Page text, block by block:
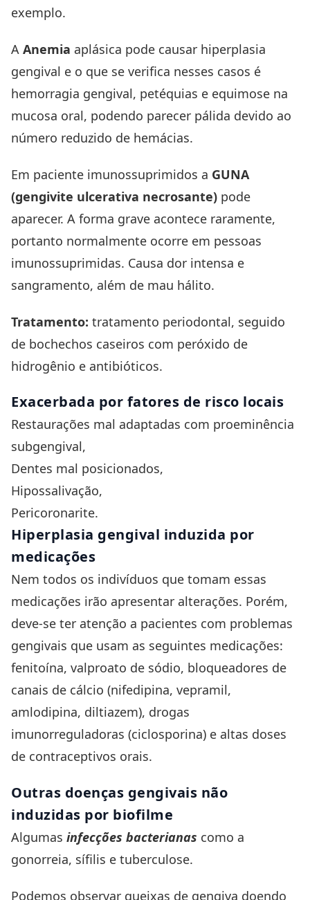
exemplo.
A Anemia aplásica pode causar hiperplasia
gengival e o que se verifica nesses casos é
hemorragia gengival, petéquias e equimose na
mucosa oral, podendo parecer pálida devido ao
número reduzido de hemácias.
Em paciente imunossuprimidos a GUNA
(gengivite ulcerativa necrosante) pode
aparecer. A forma grave acontece raramente,
portanto normalmente ocorre em pessoas
imunossuprimidas. Causa dor intensa e
sangramento, além de mau hálito.
Tratamento: tratamento periodontal, seguido
de bochechos caseiros com peróxido de
hidrogênio e antibióticos.
Exacerbada por fatores de risco locais
Restaurações mal adaptadas com proeminência
subgengival,
Dentes mal posicionados,
Hipossalivação,
Pericoronarite.
Hiperplasia gengival induzida por
medicações
Nem todos os indivíduos que tomam essas
medicações irão apresentar alterações. Porém,
deve-se ter atenção a pacientes com problemas
gengivais que usam as seguintes medicações:
fenitoína, valproato de sódio, bloqueadores de
canais de cálcio (nifedipina, vepramil,
amlodipina, diltiazem), drogas
imunorreguladoras (ciclosporina) e altas doses
de contraceptivos orais.
Outras doenças gengivais não
induzidas por biofilme
Algumas infecções bacterianas como a
gonorreia, sífilis e tuberculose.
Podemos observar queixas de gengiva doendo